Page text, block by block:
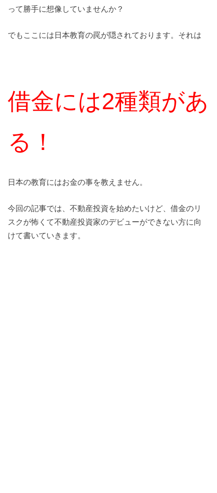
って勝手に想像していませんか？
でもここには日本教育の罠が隠されております。それは
借金には2種類があ
る！
日本の教育にはお金の事を教えません。
今回の記事では、不動産投資を始めたいけど、借金のリ
スクが怖くて不動産投資家のデビューができない方に向
けて書いていきます。